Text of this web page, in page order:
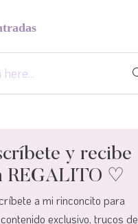
y recibe
REGALITO ♡
a mi rinconcito para
exclusivo, trucos de